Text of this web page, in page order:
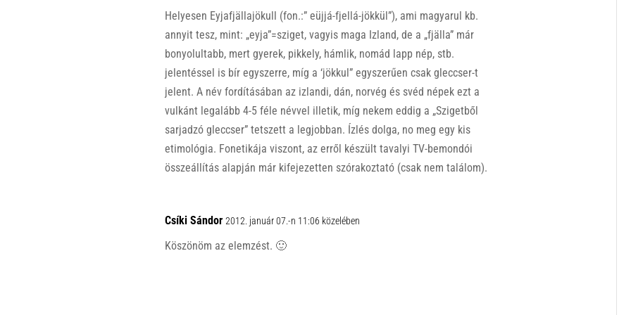
k
Helyesen Eyjafjällajökull (fon.:” eüjjá-fjellá-jökkül”), ami magyarul kb.
annyit tesz, mint: „eyja”=sziget, vagyis maga Izland, de a „fjälla” már
bonyolultabb, mert gyerek, pikkely, hámlik, nomád lapp nép, stb.
jelentéssel is bír egyszerre, míg a ‘jökkul” egyszerűen csak gleccser-t
jelent. A név fordításában az izlandi, dán, norvég és svéd népek ezt a
vulkánt legalább 4-5 féle névvel illetik, míg nekem eddig a „Szigetből
sarjadzó gleccser” tetszett a legjobban. Ízlés dolga, no meg egy kis
etimológia. Fonetikája viszont, az erről készült tavalyi TV-bemondói
összeállítás alapján már kifejezetten szórakoztató (csak nem találom).
Csíki Sándor 2012. január 07.-n 11:06 közelében
Köszönöm az elemzést. 🙂